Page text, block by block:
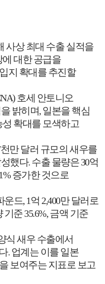
사상 최대 수출 실적을
대한 공급을
지 확대를 추진할
호세 안토니오
밝히며,일본을 핵심
확대를 모색하고
천만 달러 규모의 새우를
했다.수출 물량은30억
증가한 것으로
운드, 1억 2,400만 달러로
기준35.6%,금액 기준
식 새우 수출에서
.업계는 이를 일본
보여주는 지표로 보고